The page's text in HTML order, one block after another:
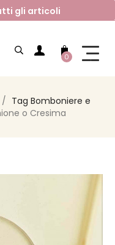
gli articoli
0
Tag Bomboniere e
o Cresima